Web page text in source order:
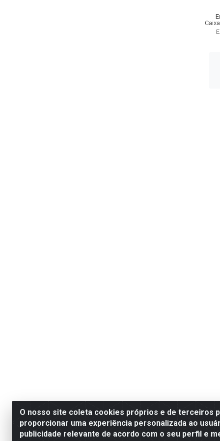
O nosso site coleta cookies próprios e de terceiros
proporcionar uma experiência personalizada ao
publicidade relevante de acordo com o seu perfil e